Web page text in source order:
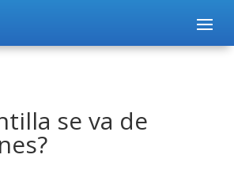
se va de